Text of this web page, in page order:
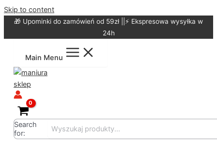
Skip to content
🎁 Upominki do zamówień od 59zł ||⚡ Ekspresowa wysyłka w
24h
Main Menu
Search
for: